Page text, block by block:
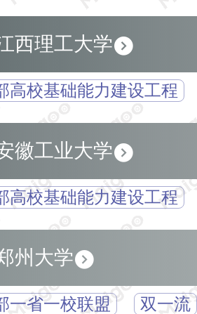
西理工大学
高校基础能力建设工程
徽工业大学
高校基础能力建设工程
州大学
一省一校联盟 双一流